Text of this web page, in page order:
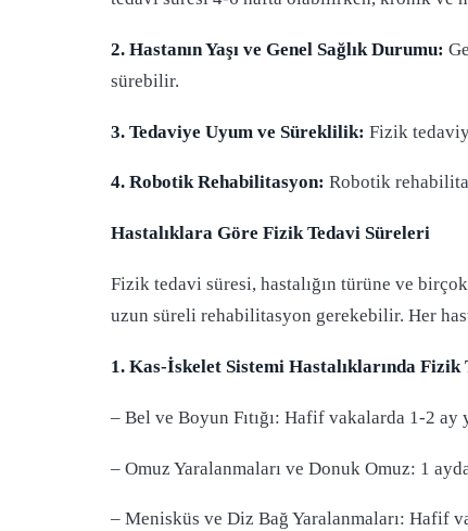
2. Hastanın Yaşı ve Genel Sağlık Durumu:
sürebilir.
3. Tedaviye Uyum ve Süreklilik: Fizik
4. Robotik Rehabilitasyon: Robotik
Hastalıklara Göre Fizik Tedavi Süreleri
Fizik tedavi süresi, hastalığın türüne ve
uzun süreli rehabilitasyon gerekebilir. Her
1. Kas-İskelet Sistemi Hastalıklarında Fizik
– Bel ve Boyun Fıtığı: Hafif vakalarda 1-2
– Omuz Yaralanmaları ve Donuk Omuz: 1
– Menisküs ve Diz Bağ Yaralanmaları: Hafif